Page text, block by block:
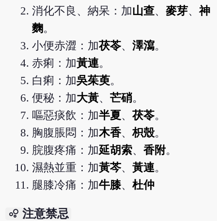
消化不良、納呆：加山查、麥芽、神
麴。
小便赤澀：加茯苓、澤瀉。
赤痢：加黃連。
白痢：加吳茱萸。
便秘：加大黃、芒硝。
嘔惡痰飲：加半夏、茯苓。
胸腹脹悶：加木香、枳殼。
脘腹疼痛：加延胡索、香附。
濕熱並重：加黃芩、黃連。
腿膝冷痛：加牛膝、杜仲
bubble_chart 注意禁忌